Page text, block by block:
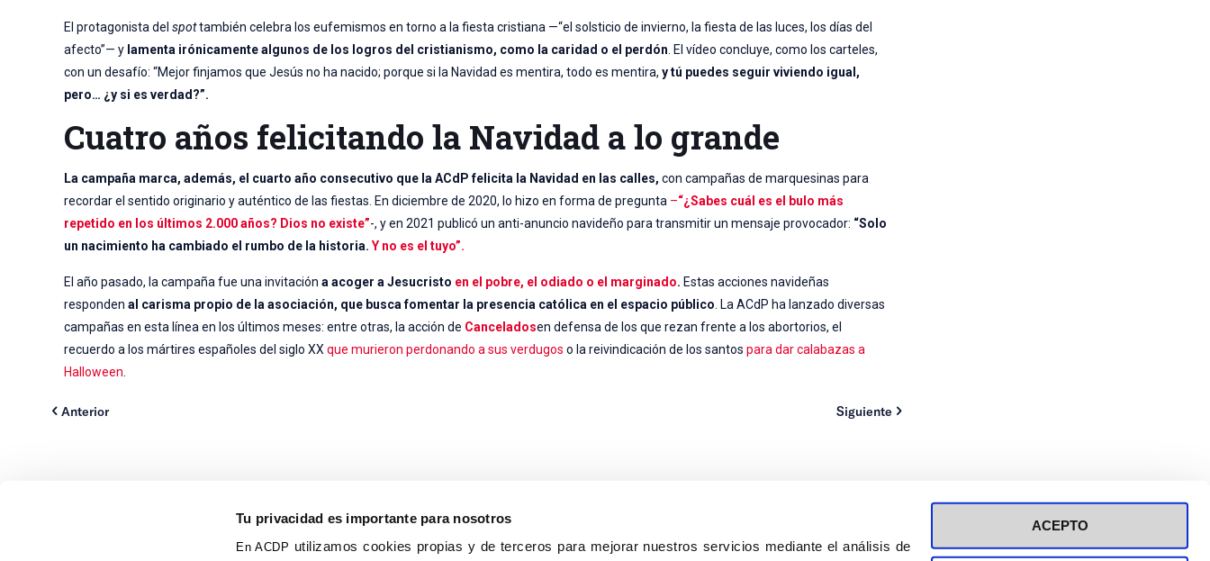
Tu privacidad es importante para nosotros
En ACDP utilizamos cookies propias y de terceros para mejorar nuestros servicios mediante el análisis de
ACEPTO
El protagonista delspottambién celebra los eufemismos en torno a la fiesta cristiana —“el solsticio de invierno, la fiesta de las luces, los días del
afecto”— y lamenta irónicamente algunos de los logros del cristianismo, como la caridad o el perdón . El vídeo concluye, como los carteles,
con un desafío: “Mejor finjamos que Jesús no ha nacido; porque si la Navidad es mentira, todo es mentira, y tú puedes seguir viviendo igual,
pero… ¿y si es verdad?”.
Cuatro años felicitando la Navidad a lo grande
La campaña marca, además, el cuarto año consecutivo que la ACdP felicita la Navidad en las calles, con campañas de marquesinas para
recordar el sentido originario y auténtico de las fiestas. En diciembre de 2020, lo hizo en forma de pregunta –“¿Sabes cuál es el bulo más
repetido en los últimos 2.000 años? Dios no existe”-, y en 2021 publicó un anti-anuncio navideño para transmitir un mensaje provocador: “Solo
un nacimiento ha cambiado el rumbo de la historia.Y no es el tuyo”.
El año pasado, la campaña fue una invitacióna acoger a Jesucristo en el pobre, el odiado o el marginado. Estas acciones navideñas
responden al carisma propio de la asociación, que busca fomentar la presencia católica en el espacio público . La ACdP ha lanzado diversas
campañas en esta línea en los últimos meses: entre otras, la acción de Canceladosen defensa de los que rezan frente a los abortorios, el
recuerdo a los mártires españoles del siglo XXque murieron perdonando a sus verdugos o la reivindicación de los santospara dar calabazas a
Halloween
Anterior Siguiente